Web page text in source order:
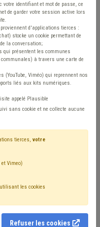
des
de
les
! »
MAITRE
de France, est
l’État central de la
votre identifiant et mot de passe, ce
de garder votre session active lors
proviennent d'applications tierces :
stocke un cookie permettant de
la conversation;
qui présentent les communes
à travers une carte de
(YouTube, Viméo) qui reprennent nos
liés aux kits numériques.
appelé Plausible
sans cookie et ne collecte aucune
tierces, votre
Vimeo)
les cookies
Refuser les cookies